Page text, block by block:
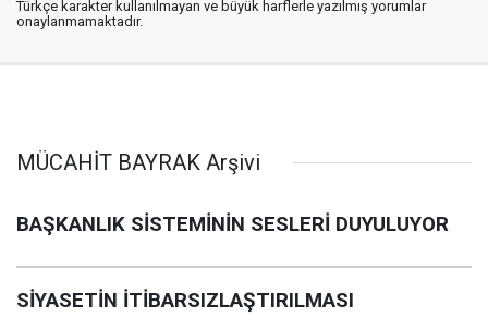
Türkçe karakter kullanılmayan ve büyük harflerle yazılmış yorumlar
onaylanmamaktadır.
MÜCAHİT BAYRAK Arşivi
BAŞKANLIK SİSTEMİNİN SESLERİ DUYULUYOR
SİYASETİN İTİBARSIZLAŞTIRILMASI